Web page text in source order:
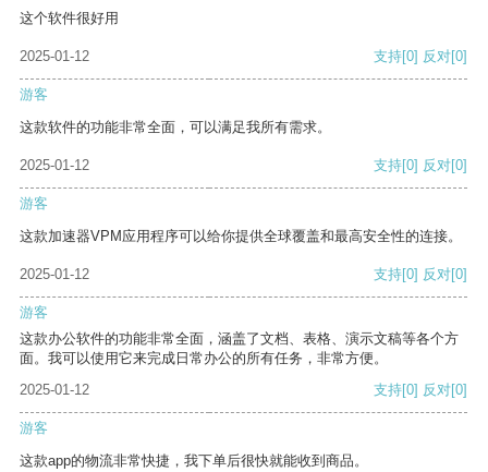
这个软件很好用
2025-01-12 支持[0] 反对[0]
游客
这款软件的功能非常全面，可以满足我所有需求。
2025-01-12 支持[0] 反对[0]
游客
这款加速器VPM应用程序可以给你提供全球覆盖和最高安全性的连接。
2025-01-12 支持[0] 反对[0]
游客
这款办公软件的功能非常全面，涵盖了文档、表格、演示文稿等各个方
面。我可以使用它来完成日常办公的所有任务，非常方便。
2025-01-12
支持[0] 反对[0]
游客
这款app的物流非常快捷，我下单后很快就能收到商品。